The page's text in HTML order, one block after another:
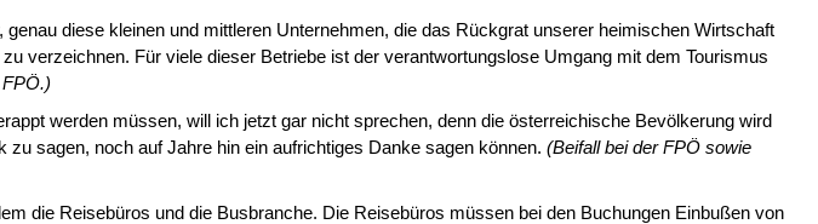
diese kleinen und mittleren Unternehmen, die das Rückgrat un­serer heimischen Wirtschaft
verzeichnen. Für viele dieser Betriebe ist der verantwortungslose Umgang mit dem Tourismus
werden müssen, will ich jetzt gar nicht sprechen, denn die öster­reichische Bevölkerung wird
sagen, noch auf Jahre hin ein aufrichtiges Danke sagen können. (Beifall bei der FPÖ sowie
die Reisebüros und die Busbranche. Die Reisebüros müssen bei den Buchungen Einbußen von